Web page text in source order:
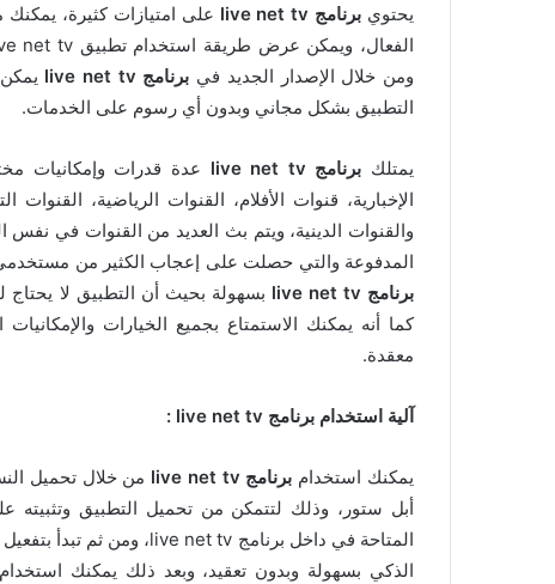
يحتوي برنامج live net tv
على امتيازات كثيرة، يمكنك
ومن خلال الإصدار الجديد في برنامج live net tv
التطبيق بشكل مجاني وبدون أي رسوم على الخدمات.
يمتلك برنامج live net tv
عدة قدرات وإمكانيات
الإخبارية، قنوات الأفلام، القنوات الرياضية،
والقنوات الدينية، ويتم بث العديد من القنوات في نفس
المدفوعة والتي حصلت على إعجاب الكثير من
برنامج live net tv
بسهولة بحيث أن التطبيق لا يحتاج
كما أنه يمكنك الاستمتاع بجميع الخيارات
معقدة.
آلية استخدام برنامج live net tv
:
يمكنك استخدام برنامج live net tv
من خلال تحميل
أبل ستور، وذلك لتتمكن من تحميل التطبيق وتثبيته
المتاحة في داخل برنامج live net tv، ومن ثم تبدأ بتفعيل